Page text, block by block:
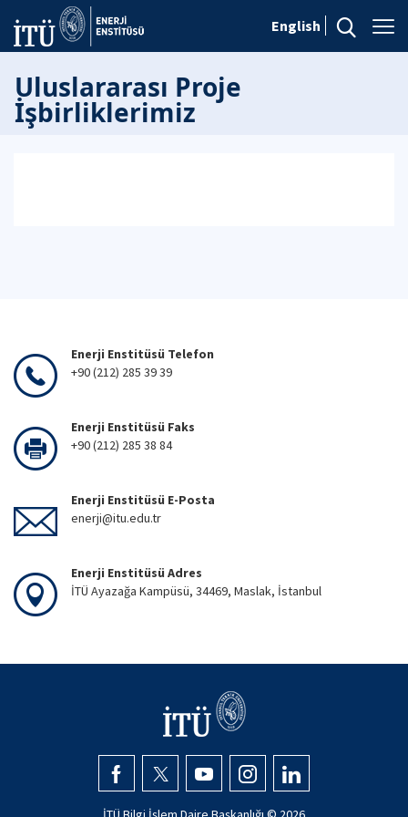
English
Uluslararası Proje
İşbirliklerimiz
Enerji Enstitüsü Telefon
+90 (212) 285 39 39
Enerji Enstitüsü Faks
+90 (212) 285 38 84
Enerji Enstitüsü E-Posta
enerji@itu.edu.tr
Enerji Enstitüsü Adres
İTÜ Ayazağa Kampüsü, 34469, Maslak, İstanbul